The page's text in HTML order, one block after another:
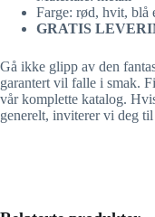
Farge: rød, hvit, blå
GRATIS
Gå ikke glipp av den
garantert vil falle i smak.
vår komplette katalog.
generelt, inviterer vi deg